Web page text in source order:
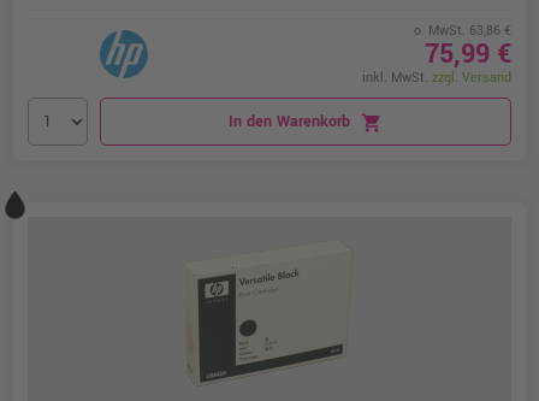
o. MwSt. 63,86 €
75,99 €
inkl. MwSt. zzgl. Versand
In den Warenkorb shopping_cart